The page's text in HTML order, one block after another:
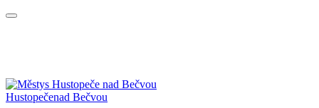
Hustopečenad Bečvou